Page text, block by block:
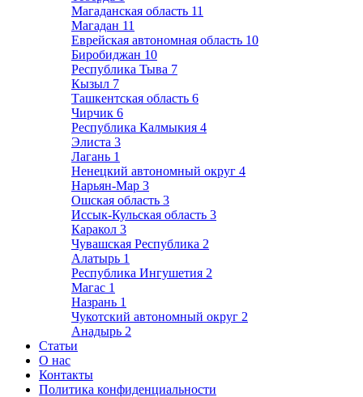
Магаданская область 11
Магадан 11
Еврейская автономная область 10
Биробиджан 10
Республика Тыва 7
Кызыл 7
Ташкентская область 6
Чирчик 6
Республика Калмыкия 4
Элиста 3
Лагань 1
Ненецкий автономный округ 4
Нарьян-Мар 3
Ошская область 3
Иссык-Кульская область 3
Каракол 3
Чувашская Республика 2
Алатырь 1
Республика Ингушетия 2
Магас 1
Назрань 1
Чукотский автономный округ 2
Анадырь 2
Статьи
О нас
Контакты
Политика конфиденциальности